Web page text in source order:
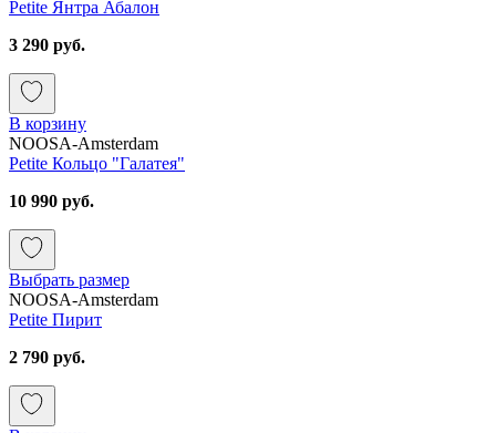
Petite Янтра Абалон
3 290 руб.
В корзину
NOOSA-Amsterdam
Petite Кольцо "Галатея"
10 990 руб.
Выбрать размер
NOOSA-Amsterdam
Petite Пирит
2 790 руб.